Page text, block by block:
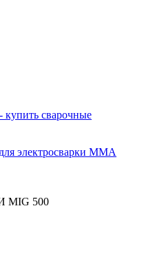
купить сварочные
электросварки MMA
MIG 500